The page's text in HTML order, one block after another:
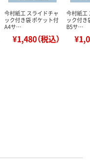
今村紙工 スライドチャ
ック付き袋 ポケット付
A4サ…
¥1,480（税込）
今村紙工
ック付き
B5サ…